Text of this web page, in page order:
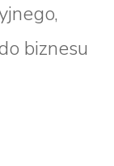
biznesu